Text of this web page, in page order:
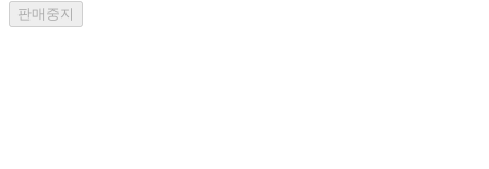
판매중지